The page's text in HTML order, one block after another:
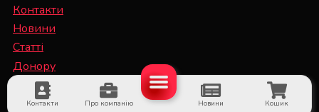
Контакти Про компанію Новини Кошик
Контакти
Новини
Статті
Донору
Спеціалісту